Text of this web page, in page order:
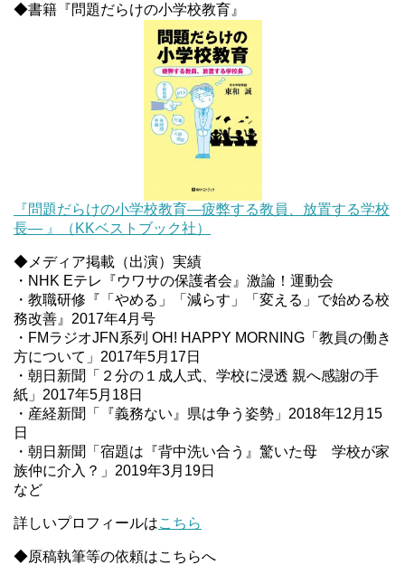
◆書籍『問題だらけの小学校教育』
『問題だらけの小学校教育―疲弊する教員、放置する学校
長― 』（KKベストブック社）
◆メディア掲載（出演）実績
・NHK Eテレ『ウワサの保護者会』激論！運動会
・教職研修『「やめる」「減らす」「変える」で始める校
務改善』2017年4月号
・FMラジオJFN系列 OH! HAPPY MORNING「教員の働き
方について」2017年5月17日
・朝日新聞「２分の１成人式、学校に浸透 親へ感謝の手
紙」2017年5月18日
・産経新聞「『義務ない』県は争う姿勢」2018年12月15
日
・朝日新聞「宿題は『背中洗い合う』驚いた母 学校が家
族仲に介入？」2019年3月19日
など
詳しいプロフィールはこちら
◆原稿執筆等の依頼はこちらへ